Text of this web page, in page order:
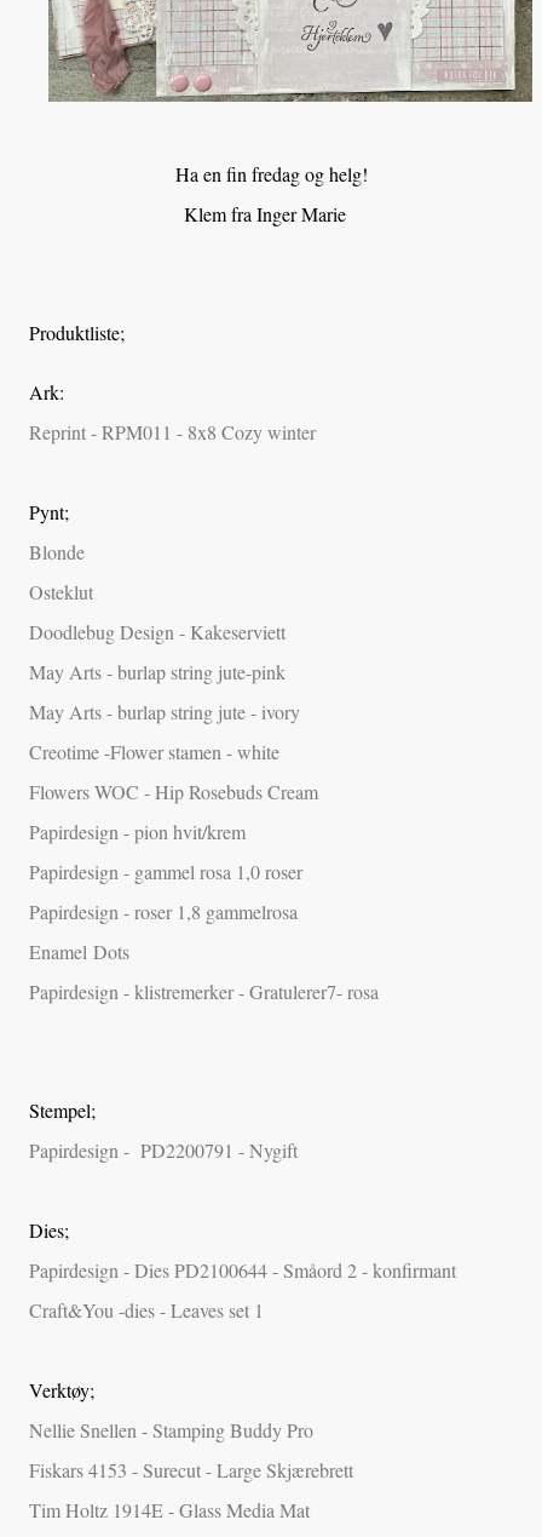
Ha en fin fredag og helg!
Klem fra Inger Marie
Produktliste;
Ark:
Reprint - RPM011 - 8x8 Cozy winter
Pynt;
Blonde
Osteklut
Doodlebug Design - Kakeserviett
May Arts - burlap string jute-pink
May Arts - burlap string jute - ivory
Creotime -Flower stamen - white
Flowers WOC - Hip Rosebuds Cream
Papirdesign - pion hvit/krem
Papirdesign - gammel rosa 1,0 roser
Papirdesign - roser 1,8 gammelrosa
Enamel Dots
Papirdesign - klistremerker - Gratulerer7- rosa
Stempel;
Papirdesign - PD2200791 - Nygift
Dies;
Papirdesign - Dies PD2100644 - Småord 2 - konfirmant
Craft&You -dies - Leaves set 1
Verktøy;
Nellie Snellen - Stamping Buddy Pro
Fiskars 4153 - Surecut - Large Skjærebrett
Tim Holtz 1914E - Glass Media Mat